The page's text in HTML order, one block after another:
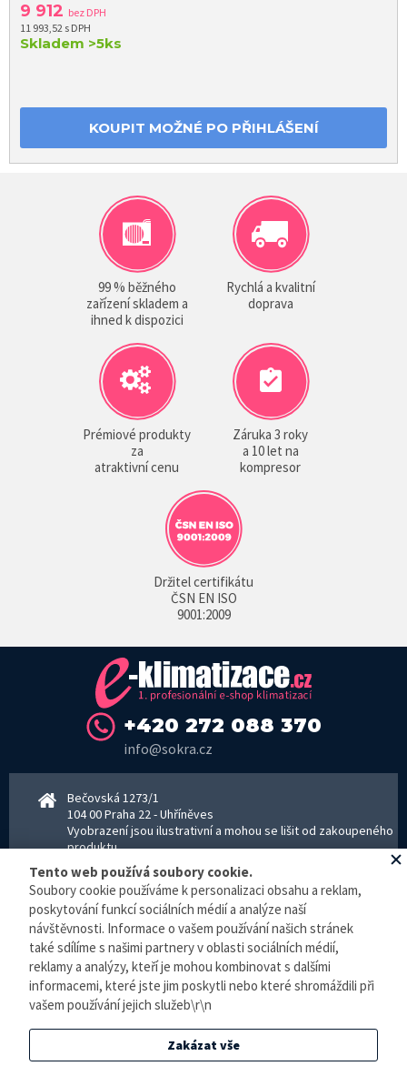
9 912 bez DPH
11 993,52 s DPH
Skladem >5ks
KOUPIT MOŽNÉ PO PŘIHLÁŠENÍ
99 % běžného
zařízení skladem a
ihned k dispozici
Rychlá a kvalitní
doprava
Prémiové produkty
za
atraktivní cenu
Záruka 3 roky
a 10 let na
kompresor
Držitel certifikátu
ČSN EN ISO
9001:2009
+420 272 088 370
info@sokra.cz
Bečovská 1273/1
104 00 Praha 22 - Uhříněves
Vyobrazení jsou ilustrativní a mohou se lišit od zakoupeného
produktu.
www.sokra.cz│www.haier-klimatizace.cz
Otevírací doba
Pondělí–Pátek 8–16:30 hodin - kancelář
Pondělí–pátek 8–16:00 hodin - sklad
Zpracování osobních údajů
© E-klimatizace.cz, všechna práva vyhrazena.
Internetový obchodvytvořilo studioBlueGhost.
Tento web používá soubory cookie.
Soubory cookie používáme k personalizaci obsahu a reklam,
poskytování funkcí sociálních médií a analýze naší
návštěvnosti. Informace o vašem používání našich stránek
také sdílíme s našimi partnery v oblasti sociálních médií,
reklamy a analýzy, kteří je mohou kombinovat s dalšími
informacemi, které jste jim poskytli nebo které shromáždili při
vašem používání jejich služeb\r\n
Zakázat vše